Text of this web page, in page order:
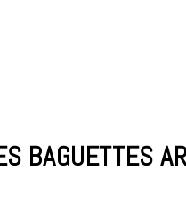
BAGUETTES